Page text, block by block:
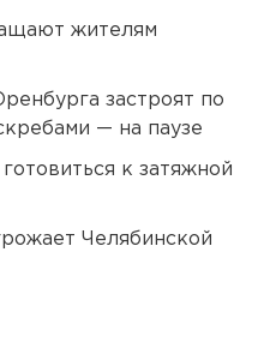
жителям
застроят по
— на паузе
к затяжной
Челябинской